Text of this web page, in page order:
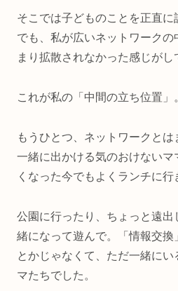
そこでは子どものことを正直に
でも、私が広いネットワーク
まり拡散されなかった感じがし
これが私の「中間の立ち位置」
もうひとつ、ネットワークと
一緒に出かける気のおけないマ
くなった今でもよくランチに行
公園に行ったり、ちょっと遠
緒になって遊んで。「情報交換
とかじゃなくて、ただ一緒に
マたちでした。